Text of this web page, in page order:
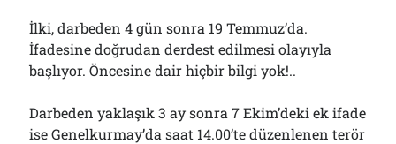
İlki, darbeden 4 gün sonra 19 Temmuz’da.
İfadesine doğrudan derdest edilmesi olayıyla
başlıyor. Öncesine dair hiçbir bilgi yok!..
Darbeden yaklaşık 3 ay sonra 7 Ekim’deki ek ifade
ise Genelkurmay’da saat 14.00’te düzenlenen terör